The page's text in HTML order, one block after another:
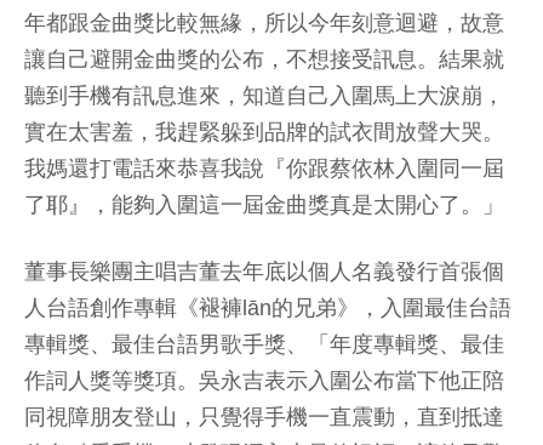
年都跟金曲獎比較無緣，所以今年刻意迴避，故意
讓自己避開金曲獎的公布，不想接受訊息。結果就
聽到手機有訊息進來，知道自己入圍馬上大淚崩，
實在太害羞，我趕緊躲到品牌的試衣間放聲大哭。
我媽還打電話來恭喜我說『你跟蔡依林入圍同一屆
了耶』，能夠入圍這一屆金曲獎真是太開心了。」
董事長樂團主唱吉董去年底以個人名義發行首張個
人台語創作專輯《褪褲lān的兄弟》，入圍最佳台語
專輯獎、最佳台語男歌手獎、「年度專輯獎、最佳
作詞人獎等獎項。吳永吉表示入圍公布當下他正陪
同視障朋友登山，只覺得手機一直震動，直到抵達